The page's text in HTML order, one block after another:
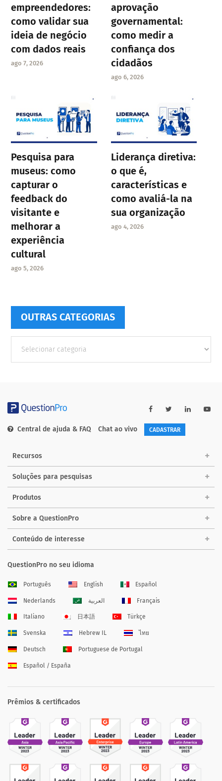
empreendedores:
como validar sua
ideia de negócio
com dados reais
ago 7, 2026
aprovação
governamental:
como medir a
confiança dos
cidadãos
ago 6, 2026
Pesquisa para
museus: como
capturar o
feedback do
visitante e
melhorar a
experiência
cultural
ago 5, 2026
Liderança diretiva:
o que é,
características e
como avaliá-la na
sua organização
ago 4, 2026
OUTRAS CATEGORIAS
Categorias
Central de ajuda & FAQ Chat ao vivo CADASTRAR
Recursos
Soluções para pesquisas
Produtos
Sobre a QuestionPro
Conteúdo de interesse
QuestionPro no seu idioma
Português English Español
Nederlands العربية Français
Italiano 日本語 Türkçe
Svenska Hebrew IL ไทย
Deutsch Portuguese de Portugal
Español / España
Prêmios & certificados